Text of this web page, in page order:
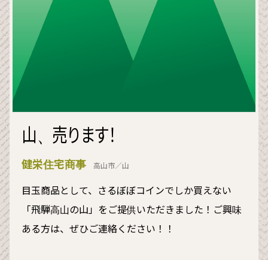
山、売ります！
健栄住宅商事 高山市／山
目玉商品として、さるぼぼコインでしか買えない
「飛騨高山の山」をご提供いただきました！ご興味
ある方は、ぜひご連絡ください！！